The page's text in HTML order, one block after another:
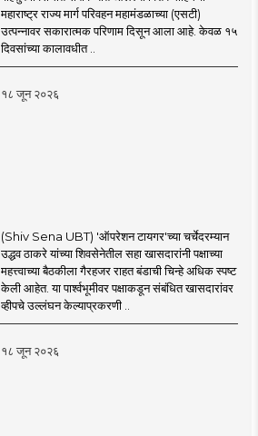
महाराष्ट्र राज्य मार्ग परिवहन महामंडळाच्या (एसटी)
उत्पन्नावर सकारात्मक परिणाम दिसून आला आहे. केवळ १५
दिवसांच्या कालावधीत ..
१८ जून २०२६
(Shiv Sena UBT) 'ऑपरेशन टायगर'च्या चर्चेदरम्यान
उद्धव ठाकरे यांच्या शिवसेनेतील सहा खासदारांनी पक्षाच्या
महत्त्वाच्या बैठकीला गैरहजर राहत बंडाची चिन्हे अधिक स्पष्ट
केली आहेत. या पार्श्वभूमीवर पक्षाकडून संबंधित खासदारांवर
व्हीपचे उल्लंघन केल्याप्रकरणी ..
१८ जून २०२६